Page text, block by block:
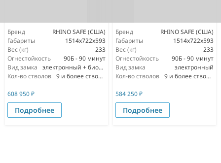
Бренд
RHINO SAFE (США)
Габариты
1514х722х593
Вес (кг)
233
Огнестойкость
90Б - 90 минут
Вид замка
электронный + биометрический
Кол-во стволов
9 и более стволов
608 950₽
Подробнее
Бренд
RHINO SAFE (США)
Габариты
1514х722х593
Вес (кг)
233
Огнестойкость
90Б - 90 минут
Вид замка
электронный
Кол-во стволов
9 и более стволов
584 250₽
Подробнее